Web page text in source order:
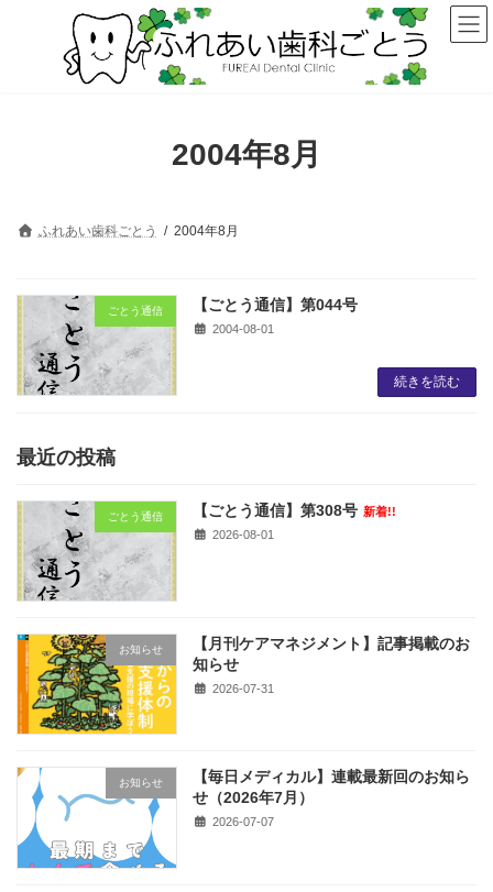
2004年8月
ふれあい歯科ごとう 2004年8月
ごとう通信 【ごとう通信】第044号
2004-08-01
続きを読む
最近の投稿
ごとう通信 【ごとう通信】第308号 新着!!
2026-08-01
お知らせ
【月刊ケアマネジメント】記事掲載のお
知らせ
2026-07-31
お知らせ
【毎日メディカル】連載最新回のお知ら
せ（2026年7月）
2026-07-07